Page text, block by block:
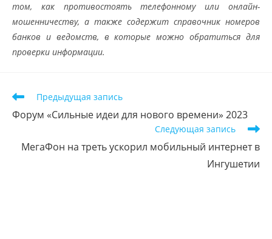
том, как противостоять телефонному или онлайн-
мошенничеству, а также содержит справочник номеров
банков и ведомств, в которые можно обратиться для
проверки информации.
Предыдущая запись
Форум «Сильные идеи для нового времени» 2023
Следующая запись
МегаФон на треть ускорил мобильный интернет в
Ингушетии